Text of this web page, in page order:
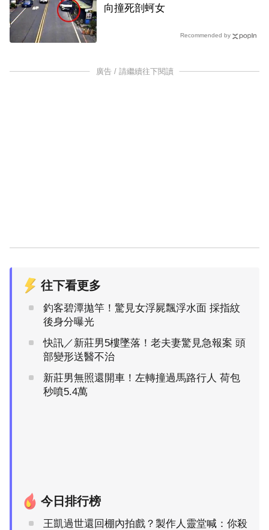
向撞死剖蚵女
Recommended by
廣告 / 請繼續往下閱讀
往下看更多
釣客碧潭拋竿！驚見女浮屍飄浮水面 採指紋
後身分曝光
快訊／新莊男5樓墜落！老夫妻驚見急報案 頭
部變形送醫不治
新莊男無照還開車！左轉撞過馬路行人 荷包
秒噴5.4萬
今日排行榜
王凱過世還回棚內拍戲？製作人靈堂喊：你殺